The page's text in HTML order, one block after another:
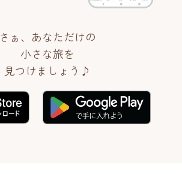
さぁ、あなただけの
小さな旅を
見つけましょう♪